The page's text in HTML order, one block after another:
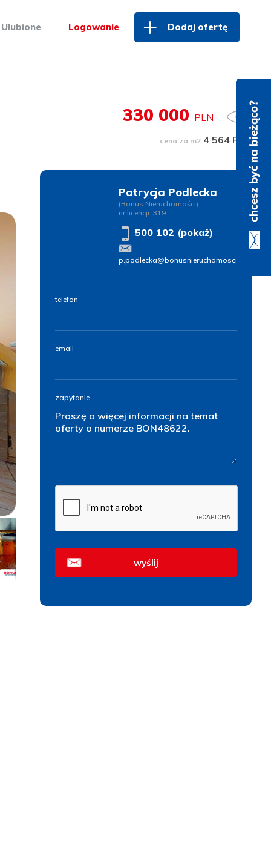
Ulubione Logowanie Dodaj ofertę
330 000 PLN
cena za m2 4 564 PLN
Patrycja Podlecka
(Bonus Nieruchomości)
nr licencji: 319
500 102 (pokaż)
p.podlecka@bonusnieruchomosci.pl
telefon
email
zapytanie